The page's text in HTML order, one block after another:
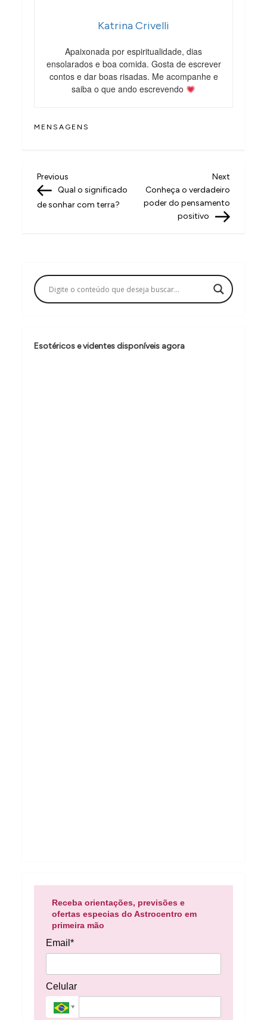
Katrina Crivelli
Apaixonada por espiritualidade, dias
ensolarados e boa comida. Gosta de escrever
contos e dar boas risadas. Me acompanhe e
saiba o que ando escrevendo
MENSAGENS
N
a
a
ç
o
d
Previous
Post
Previous
Qual o significado
de sonhar com terra?
Next
Post
Next
Conheça o verdadeiro
poder do pensamento
positivo
Esotéricos e videntes disponíveis agora
Receba orientações, previsões e
ofertas especias do Astrocentro em
primeira mão
Email*
Celular